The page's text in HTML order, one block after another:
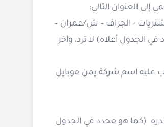
إلى العنوان التالي:
- الجراف – ش/عمران –
الجدول أعلاه) لا ترد، وآخر
عليه اسم شركة يمن موبايل
(كما هو محدد في الجدول